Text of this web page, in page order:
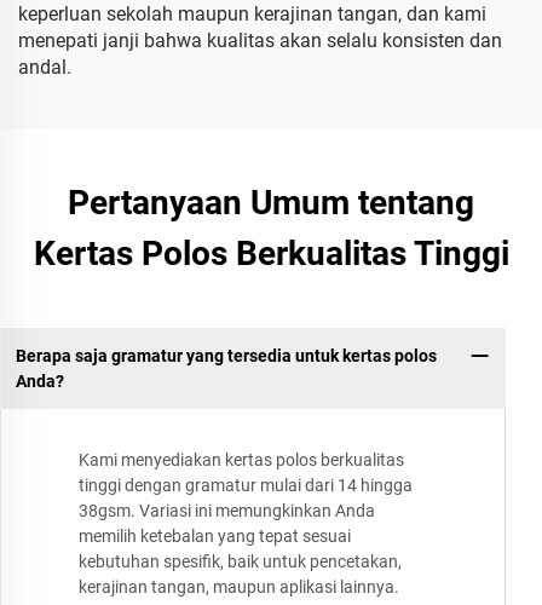
keperluan sekolah maupun kerajinan tangan, dan kami
menepati janji bahwa kualitas akan selalu konsisten dan
andal.
Pertanyaan Umum tentang
Kertas Polos Berkualitas Tinggi
Berapa saja gramatur yang tersedia untuk kertas polos
Anda?
Kami menyediakan kertas polos berkualitas
tinggi dengan gramatur mulai dari 14 hingga
38gsm. Variasi ini memungkinkan Anda
memilih ketebalan yang tepat sesuai
kebutuhan spesifik, baik untuk pencetakan,
kerajinan tangan, maupun aplikasi lainnya.